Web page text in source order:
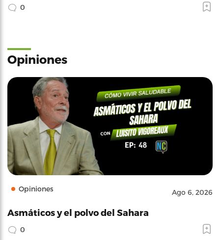
0
Opiniones
Opiniones Ago 6, 2026
Asmáticos y el polvo del Sahara
0